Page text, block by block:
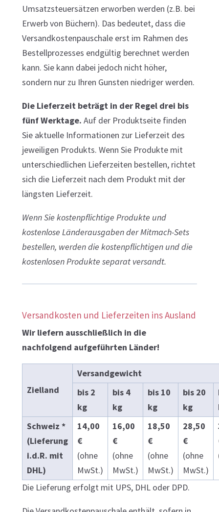
Umsatzsteuersätzen erworben werden (z.B. bei
Erwerb von Büchern). Das bedeutet, dass die
Versandkostenpauschale erst im Rahmen des
Bestellprozesses endgültig berechnet werden
kann. Sie kann dabei jedoch nicht höher,
sondern nur zu Ihren Gunsten niedriger werden.
Die Lieferzeit beträgt in der Regel drei bis
fünf Werktage. Auf der Produktseite finden
Sie aktuelle Informationen zur Lieferzeit des
jeweiligen Produkts. Wenn Sie Produkte mit
unterschiedlichen Lieferzeiten bestellen, richtet
sich die Lieferzeit nach dem Produkt mit der
längsten Lieferzeit.
Wenn Sie kostenpflichtige Produkte und
kostenlose Länderausgaben der Mitmach-Sets
bestellen, werden die kostenpflichtigen und die
kostenlosen Produkte separat versandt.
Versandkosten und Lieferzeiten ins Ausland
Wir liefern ausschließlich in die
nachfolgend aufgeführten Länder!
Zielland
Versandgewicht
bis 2
kg
bis 4
kg
bis 10
kg
bis 20
kg
Schweiz *
(Lieferung
i.d.R. mit
DHL)
14,00
€
(ohne
MwSt.)
16,00
€
(ohne
MwSt.)
18,50
€
(ohne
MwSt.)
28,50
€
(ohne
MwSt.)
Die Lieferung erfolgt mit UPS, DHL oder DPD.